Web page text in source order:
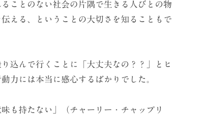
ことのない社会の片隅で生きる人びとの物
える、ということの大切さを知ることもで
込んで行くことに「大丈夫なの？？」とヒ
力には本当に感心するばかりでした。
も持たない」（チャーリー・チャップリ